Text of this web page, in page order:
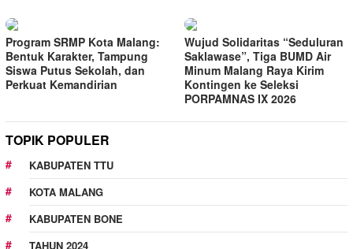
Program SRMP Kota Malang:
Bentuk Karakter, Tampung
Siswa Putus Sekolah, dan
Perkuat Kemandirian
Wujud Solidaritas “Seduluran
Saklawase”, Tiga BUMD Air
Minum Malang Raya Kirim
Kontingen ke Seleksi
PORPAMNAS IX 2026
TOPIK POPULER
KABUPATEN TTU
KOTA MALANG
KABUPATEN BONE
TAHUN 2024